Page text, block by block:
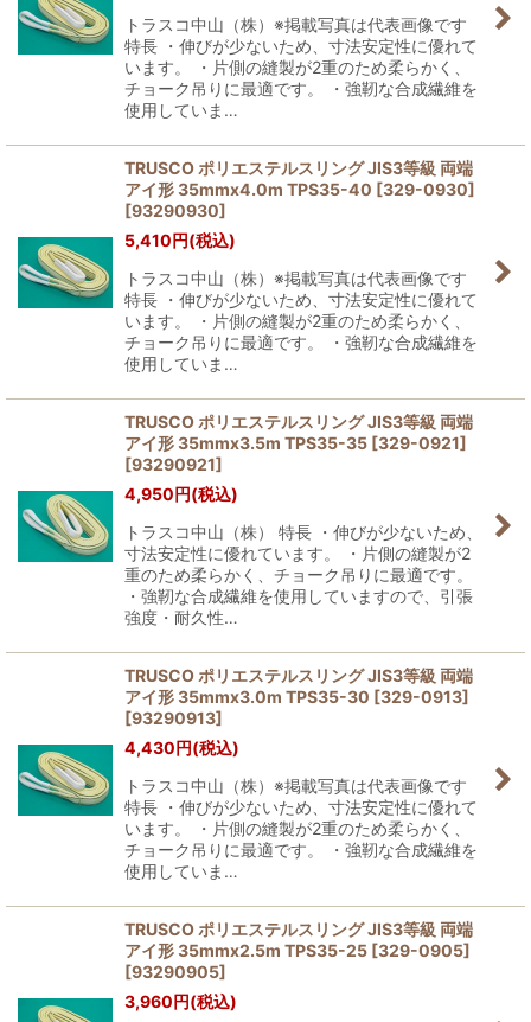
トラスコ中山（株）※掲載写真は代表画像です
特長 ・伸びが少ないため、寸法安定性に優れて
います。 ・片側の縫製が2重のため柔らかく、
チョーク吊りに最適です。 ・強靭な合成繊維を
使用していま…
TRUSCO ポリエステルスリング JIS3等級 両端
アイ形 35mmx4.0m TPS35-40 [329-0930]
[93290930]
5,410円(税込)
トラスコ中山（株）※掲載写真は代表画像です
特長 ・伸びが少ないため、寸法安定性に優れて
います。 ・片側の縫製が2重のため柔らかく、
チョーク吊りに最適です。 ・強靭な合成繊維を
使用していま…
TRUSCO ポリエステルスリング JIS3等級 両端
アイ形 35mmx3.5m TPS35-35 [329-0921]
[93290921]
4,950円(税込)
トラスコ中山（株） 特長 ・伸びが少ないため、
寸法安定性に優れています。 ・片側の縫製が2
重のため柔らかく、チョーク吊りに最適です。
・強靭な合成繊維を使用していますので、引張
強度・耐久性…
TRUSCO ポリエステルスリング JIS3等級 両端
アイ形 35mmx3.0m TPS35-30 [329-0913]
[93290913]
4,430円(税込)
トラスコ中山（株）※掲載写真は代表画像です
特長 ・伸びが少ないため、寸法安定性に優れて
います。 ・片側の縫製が2重のため柔らかく、
チョーク吊りに最適です。 ・強靭な合成繊維を
使用していま…
TRUSCO ポリエステルスリング JIS3等級 両端
アイ形 35mmx2.5m TPS35-25 [329-0905]
[93290905]
3,960円(税込)